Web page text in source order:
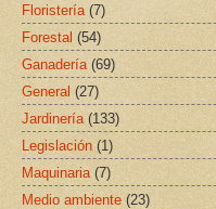
Floristería (7)
Forestal (54)
Ganadería (69)
General (27)
Jardinería (133)
Legislación (1)
Maquinaria (7)
Medio ambiente (23)